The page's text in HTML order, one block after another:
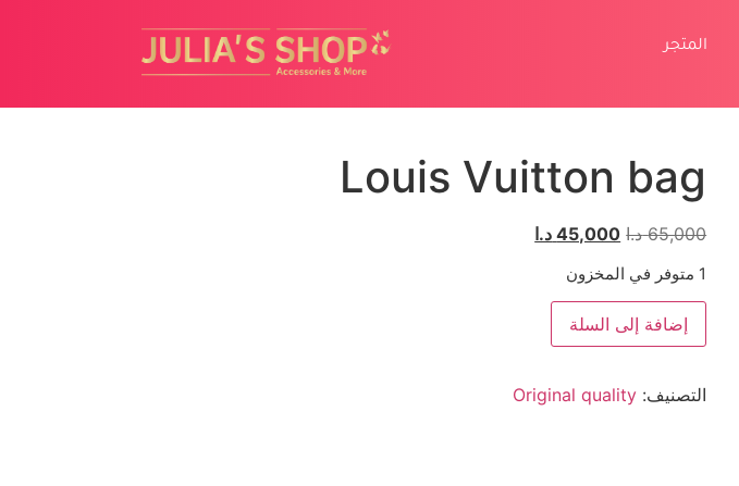
المتجر
Louis Vuitton bag
65,000 د.ا 45,000 د.ا
1 متوفر في المخزون
إضافة إلى السلة
التصنيف: Original quality